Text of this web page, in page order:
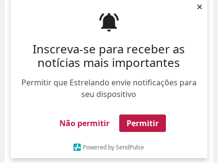
Inscreva-se para receber as
notícias mais importantes
Permitir que Estrelando envie notificações para
seu dispositivo
Não permitir Permitir
Powered by SendPulse
×
DO DIA DOS NAMORADOS
08/Ago/